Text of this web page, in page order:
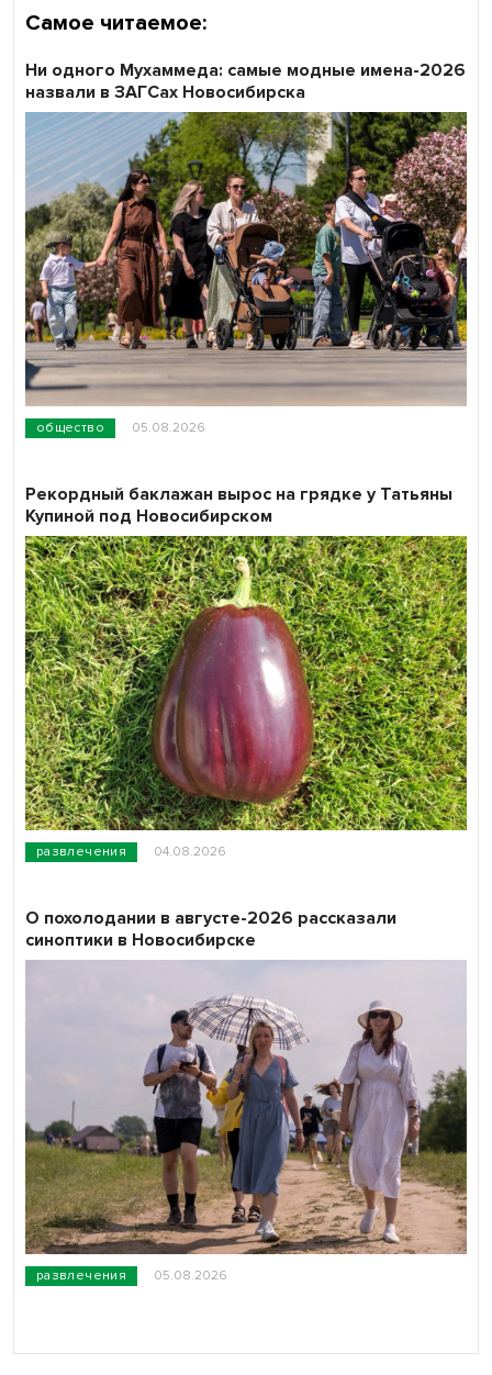
Самое читаемое:
общество 05.08.2026
Ни одного Мухаммеда: самые модные имена-2026
назвали в ЗАГСах Новосибирска
развлечения 04.08.2026
Рекордный баклажан вырос на грядке у Татьяны
Купиной под Новосибирском
развлечения 05.08.2026
О похолодании в августе-2026 рассказали
синоптики в Новосибирске